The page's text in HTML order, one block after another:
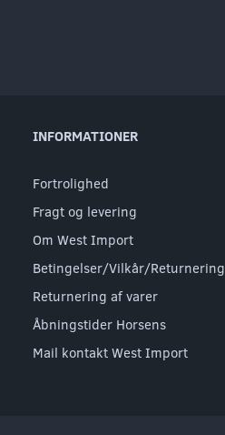
INFORMATIONER
Fortrolighed
Fragt og levering
Om West Import
Betingelser/Vilkår/Returnering
Returnering af varer
Åbningstider Horsens
Mail kontakt West Import